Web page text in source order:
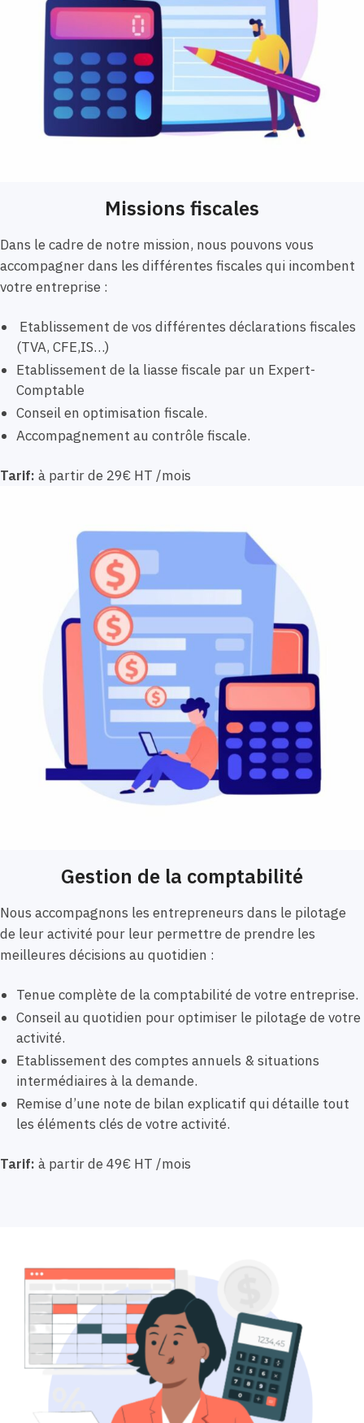
Missions fiscales
Dans le cadre de notre mission, nous pouvons vous
accompagner dans les différentes fiscales qui incombent
votre entreprise :
Etablissement de vos différentes déclarations fiscales
(TVA, CFE,IS…)
Etablissement de la liasse fiscale par un Expert-
Comptable
Conseil en optimisation fiscale.
Accompagnement au contrôle fiscale.
Tarif: à partir de 29€ HT /mois
Gestion de la comptabilité
Nous accompagnons les entrepreneurs dans le pilotage
de leur activité pour leur permettre de prendre les
meilleures décisions au quotidien :
Tenue complète de la comptabilité de votre entreprise.
Conseil au quotidien pour optimiser le pilotage de votre
activité.
Etablissement des comptes annuels & situations
intermédiaires à la demande.
Remise d’une note de bilan explicatif qui détaille tout
les éléments clés de votre activité.
Tarif: à partir de 49€ HT /mois